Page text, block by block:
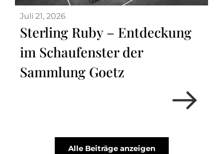
Juli 21, 2026
Sterling Ruby – Entdeckung
im Schaufenster der
Sammlung Goetz
Alle Beiträge anzeigen